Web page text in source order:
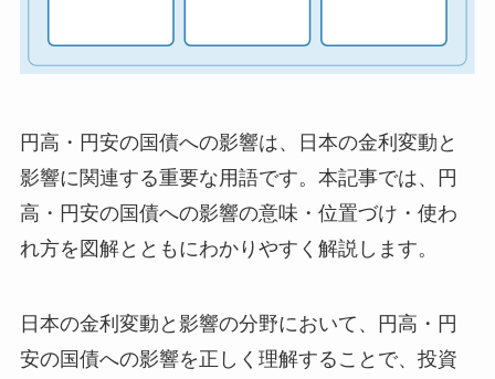
円高・円安の国債への影響は、日本の金利変動と
影響に関連する重要な用語です。本記事では、円
高・円安の国債への影響の意味・位置づけ・使わ
れ方を図解とともにわかりやすく解説します。
日本の金利変動と影響の分野において、円高・円
安の国債への影響を正しく理解することで、投資